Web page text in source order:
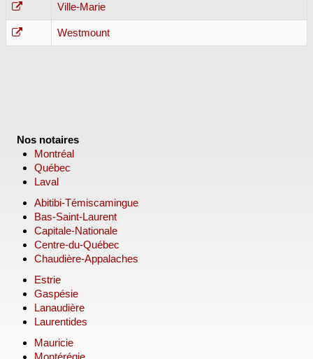
Ville-Marie
Westmount
Nos notaires
Montréal
Québec
Laval
Abitibi-Témiscamingue
Bas-Saint-Laurent
Capitale-Nationale
Centre-du-Québec
Chaudière-Appalaches
Estrie
Gaspésie
Lanaudière
Laurentides
Mauricie
Montérégie